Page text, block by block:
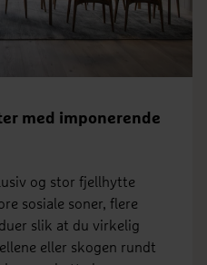
med imponerende
og stor fjellhytte
sosiale soner, flere
slik at du virkelig
eller skogen rundt